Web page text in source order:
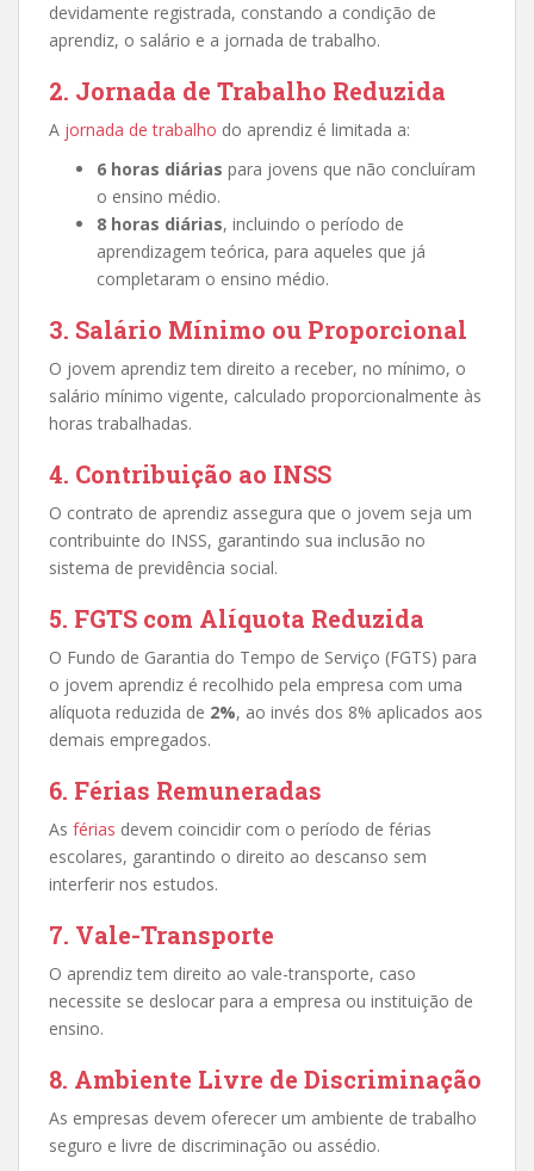
devidamente registrada, constando a condição de
aprendiz, o salário e a jornada de trabalho.
2. Jornada de Trabalho Reduzida
A jornada de trabalho do aprendiz é limitada a:
6 horas diárias para jovens que não concluíram
o ensino médio.
8 horas diárias, incluindo o período de
aprendizagem teórica, para aqueles que já
completaram o ensino médio.
3. Salário Mínimo ou Proporcional
O jovem aprendiz tem direito a receber, no mínimo, o
salário mínimo vigente, calculado proporcionalmente às
horas trabalhadas.
4. Contribuição ao INSS
O contrato de aprendiz assegura que o jovem seja um
contribuinte do INSS, garantindo sua inclusão no
sistema de previdência social.
5. FGTS com Alíquota Reduzida
O Fundo de Garantia do Tempo de Serviço (FGTS) para
o jovem aprendiz é recolhido pela empresa com uma
alíquota reduzida de 2%, ao invés dos 8% aplicados aos
demais empregados.
6. Férias Remuneradas
As férias devem coincidir com o período de férias
escolares, garantindo o direito ao descanso sem
interferir nos estudos.
7. Vale-Transporte
O aprendiz tem direito ao vale-transporte, caso
necessite se deslocar para a empresa ou instituição de
ensino.
8. Ambiente Livre de Discriminação
As empresas devem oferecer um ambiente de trabalho
seguro e livre de discriminação ou assédio.